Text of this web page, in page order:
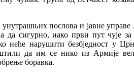
послова и јавне управе
да сигурно, иако први пут чује
неће нарушити безбједност у
да им се нико из Армије
боравка.